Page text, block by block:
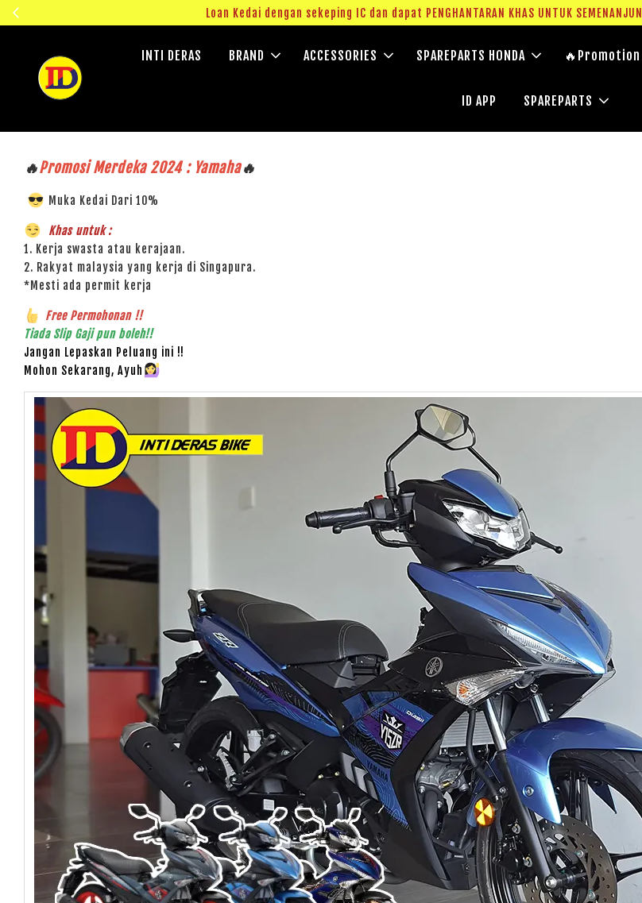
Loan Kedai dengan sekeping IC dan dapat PENGHANTARAN KHAS UNTUK
INTI DERAS BRAND ACCESSORIES SPAREPARTS HONDA 🔥Promotion
ID APP SPAREPARTS
🔥Promosi Merdeka 2024 : Yamaha🔥
Muka Kedai Dari 10%
Khas untuk :
1. Kerja swasta atau kerajaan.
2. Rakyat malaysia yang kerja di Singapura.
*Mesti ada permit kerja
Free Permohonan !!
Tiada Slip Gaji pun boleh!!
Jangan Lepaskan Peluang ini !!
Mohon Sekarang, Ayuh